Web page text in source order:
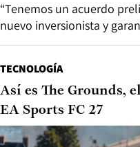
“Tenemos un acuerdo
nuevo inversionista y
TECNOLOGÍA
Así es The Grounds,
EA Sports FC 27